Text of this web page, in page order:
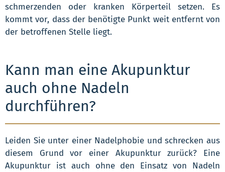
schmerzenden oder kranken Körperteil setzen. Es
kommt vor, dass der benötigte Punkt weit entfernt von
der betroffenen Stelle liegt.
Kann man eine Akupunktur
auch ohne Nadeln
durchführen?
Leiden Sie unter einer Nadelphobie und schrecken aus
diesem Grund vor einer Akupunktur zurück? Eine
Akupunktur ist auch ohne den Einsatz von Nadeln